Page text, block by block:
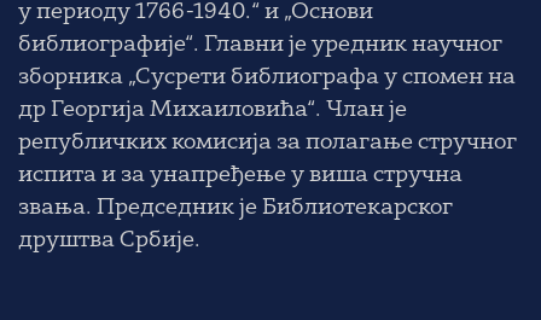
у периоду 1766-1940.“ и „Основи
библиографије“. Главни је уредник научног
зборника „Сусрети библиографа у спомен на
др Георгија Михаиловића“. Члан је
републичких комисија за полагање стручног
испита и за унапређење у виша стручна
звања. Председник је Библиотекарског
друштва Србије.